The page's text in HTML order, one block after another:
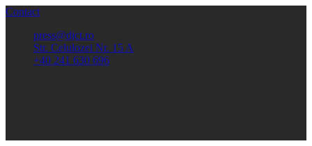
Contact
press@djct.ro
Str. Celulozei Nr. 15 A
+40 241 630 696